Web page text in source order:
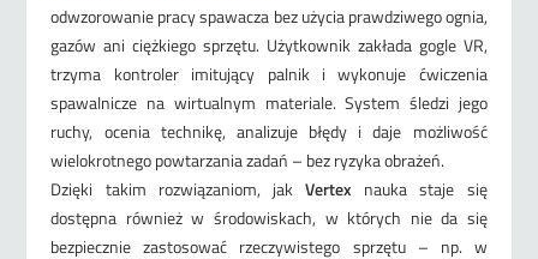
odwzorowanie pracy spawacza bez użycia prawdziwego ognia,
gazów ani ciężkiego sprzętu. Użytkownik zakłada gogle VR,
trzyma kontroler imitujący palnik i wykonuje ćwiczenia
spawalnicze na wirtualnym materiale. System śledzi jego
ruchy, ocenia technikę, analizuje błędy i daje możliwość
wielokrotnego powtarzania zadań – bez ryzyka obrażeń.
Dzięki takim rozwiązaniom, jakVertex nauka staje się
dostępna również w środowiskach, w których nie da się
bezpiecznie zastosować rzeczywistego sprzętu – np. w